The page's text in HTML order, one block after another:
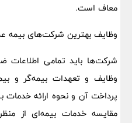
معاف است.
وظایف بهترین شرکت‌های بیمه
شرکت‌ها باید تمامی اطلاعات
وظایف و تعهدات بیمه‌گر و
پرداخت آن و نحوه ارائه خدمات
مقایسه خدمات بیمه‌ای از